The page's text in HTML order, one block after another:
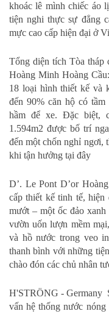
khoác lê mình chiếc áo
tiện nghi thực sự đẳng
mực cao cấp hiện đại ở
Tổng diện tích Tòa tháp
Hoàng Minh Hoàng
18 loại hình thiết kế và
đến 90% căn hộ có
hầm để xe. Đặc biệt,
1.594m2 được bố trí
đến một chốn nghỉ ngơi,
khi tận hưởng tại đây
D’. Le Pont D’or
cấp thiết kế tinh tế,
mướt – một ốc đảo
vườn uốn lượn mềm
và hồ nước trong veo
thanh bình với những
chào đón các chủ nhân
H'STRÖNG - Germany
vấn hệ thống nước